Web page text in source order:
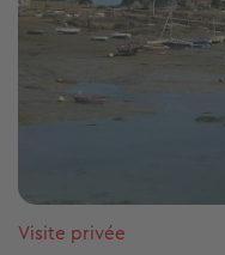
Visite privée